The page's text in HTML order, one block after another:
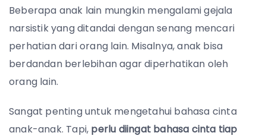
Beberapa anak lain mungkin mengalami gejala
narsistik yang ditandai dengan senang mencari
perhatian dari orang lain. Misalnya, anak bisa
berdandan berlebihan agar diperhatikan oleh
orang lain.
Sangat penting untuk mengetahui bahasa cinta
anak-anak. Tapi, perlu diingat bahasa cinta tiap